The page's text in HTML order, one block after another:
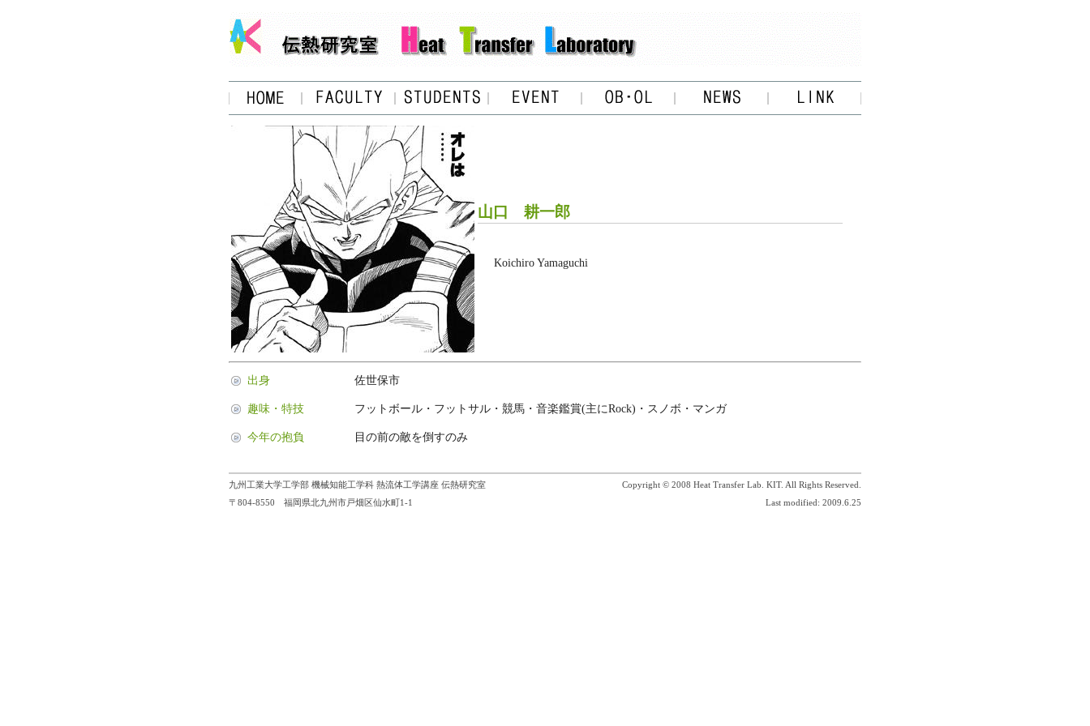
山口 耕一郎
Koichiro Yamaguchi
出身 佐世保市
趣味・特技 フットボール・フットサル・競馬・音楽鑑賞(主にRock)・スノボ・マンガ
今年の抱負 目の前の敵を倒すのみ
九州工業大学工学部 機械知能工学科 熱流体工学講座 伝熱研究室
〒804-8550 福岡県北九州市戸畑区仙水町1-1
Copyright © 2008 Heat Transfer Lab. KIT. All Rights Reserved.
Last modified: 2009.6.25